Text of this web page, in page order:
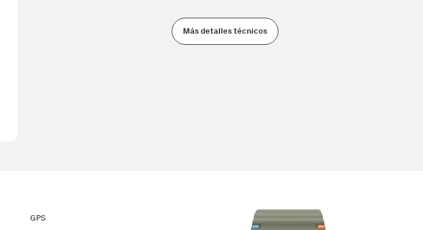
Más detalles técnicos
GPS